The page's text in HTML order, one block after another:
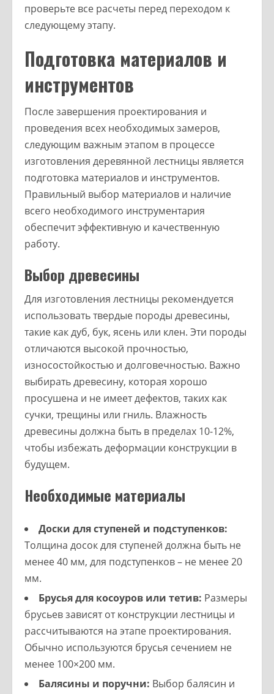
проверьте все расчеты перед переходом к
следующему этапу.
Подготовка материалов и
инструментов
После завершения проектирования и
проведения всех необходимых замеров,
следующим важным этапом в процессе
изготовления деревянной лестницы является
подготовка материалов и инструментов.
Правильный выбор материалов и наличие
всего необходимого инструментария
обеспечит эффективную и качественную
работу.
Выбор древесины
Для изготовления лестницы рекомендуется
использовать твердые породы древесины,
такие как дуб, бук, ясень или клен. Эти породы
отличаются высокой прочностью,
износостойкостью и долговечностью. Важно
выбирать древесину, которая хорошо
просушена и не имеет дефектов, таких как
сучки, трещины или гниль. Влажность
древесины должна быть в пределах 10-12%,
чтобы избежать деформации конструкции в
будущем.
Необходимые материалы
Доски для ступеней и подступенков:
Толщина досок для ступеней должна быть не
менее 40 мм, для подступенков – не менее 20
мм.
Брусья для косоуров или тетив: Размеры
брусьев зависят от конструкции лестницы и
рассчитываются на этапе проектирования.
Обычно используются брусья сечением не
менее 100×200 мм.
Балясины и поручни: Выбор балясин и